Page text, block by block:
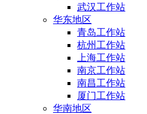
武汉工作站
华东地区
青岛工作站
杭州工作站
上海工作站
南京工作站
南昌工作站
厦门工作站
华南地区